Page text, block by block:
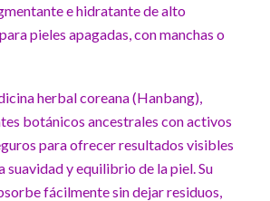
e hidratante de alto
pieles apagadas, con manchas o
herbal coreana (Hanbang),
botánicos ancestrales con activos
para ofrecer resultados visibles
suavidad y equilibrio de la piel. Su
fácilmente sin dejar residuos,